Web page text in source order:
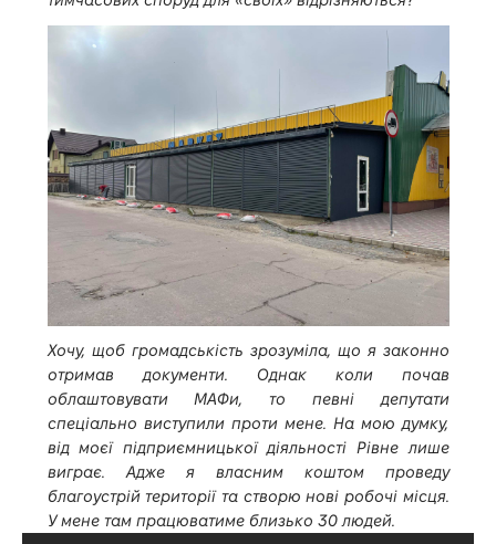
Хочу, щоб громадськість зрозуміла, що я законно
отримав документи. Однак коли почав
облаштовувати МАФи, то певні депутати
спеціально виступили проти мене. На мою думку,
від моєї підприємницької діяльності Рівне лише
виграє. Адже я власним коштом проведу
благоустрій території та створю нові робочі місця.
У мене там працюватиме близько 30 людей.